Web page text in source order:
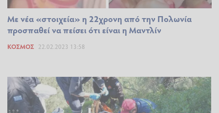
Με νέα «στοιχεία» η 22χρονη από την Πολωνία
προσπαθεί να πείσει ότι είναι η Μαντλίν
ΚΌΣΜΟΣ 22.02.2023 13:58